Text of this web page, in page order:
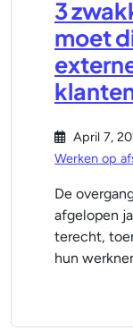
3
moet
April 7,
Werken op
De
afgelopen
terecht,
hun